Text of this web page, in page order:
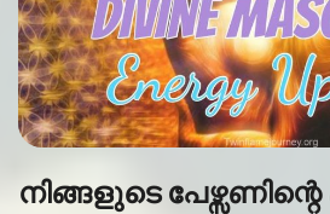
നിങ്ങളുടെ